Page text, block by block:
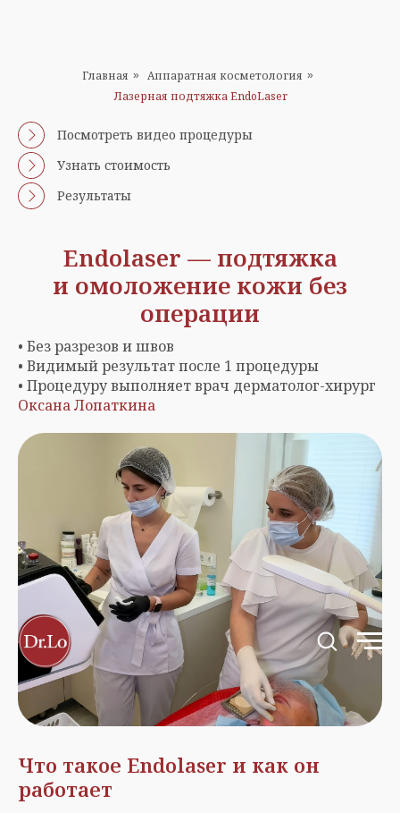
Главная » Аппаратная косметология »
Лазерная подтяжка EndoLaser
Посмотреть видео процедуры
Узнать стоимость
Результаты
Endolaser — подтяжка
и омоложение кожи без
операции
• Без разрезов и швов
• Видимый результат после 1 процедуры
• Процедуру выполняет врач дерматолог-хирург
Оксана Лопаткина
Что такое Endolaser и как он
работает